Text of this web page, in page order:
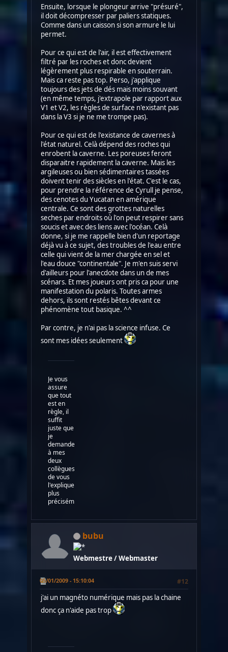
Ensuite, lorsque le plongeur arrive "présuré",
il doit décompresser par paliers statiques.
Comme dans un caisson si son armure le lui
permet.
Pour ce qui est de l'air, il est effectivement
filtré par les roches et donc devient
légèrement plus respirable en souterrain.
Mais ca reste pas top. Perso, j'applique
toujours des jets de dés mais moins souvant
(en même temps, j'extrapole par rapport aux
V1 et V2, les règles de surface n'existant pas
dans la V3 si je ne me trompe pas).
Pour ce qui est de l'existance de cavernes à
l'état naturel. Celà dépend des roches qui
enrobent la caverne. Les poreuses feront
disparaitre rapidement la caverne. Mais les
argileuses ou bien sédimentaires tassées
doivent tenir des siècles en l'état. C'est le cas,
pour prendre la référence de Cyrull je pense,
des cenotes du Yucatan en amérique
centrale. Ce sont des grottes naturelles
seches par endroits où l'on peut respirer sans
soucis et avec des liens avec l'océan. Celà
donne, si je me rappelle bien d'un reportage
déjà vu à ce sujet, des troubles de l'eau entre
celle qui vient de la mer chargée en sel et
l'eau douce "continentale". Je m'en suis servi
d'ailleurs pour l'anecdote dans un de mes
scénars. Et mes joueurs ont pris ca pour une
manifestation du polaris. Toutes armes
dehors, ils sont restés bêtes devant ce
phénomène tout basique. ^^
Par contre, je n'ai pas la science infuse. Ce
sont mes idées seulement
Je vous
assure
que tout
est en
règle, il
suffit
juste que
je
demande
à mes
deux
collègues
de vous
l'expliquer
plus
précisément....
bubu
Webmestre / Webmaster
05/01/2009 - 15:10:04 #12
j'ai un magnéto numérique mais pas la chaine
donc ça n'aide pas trop